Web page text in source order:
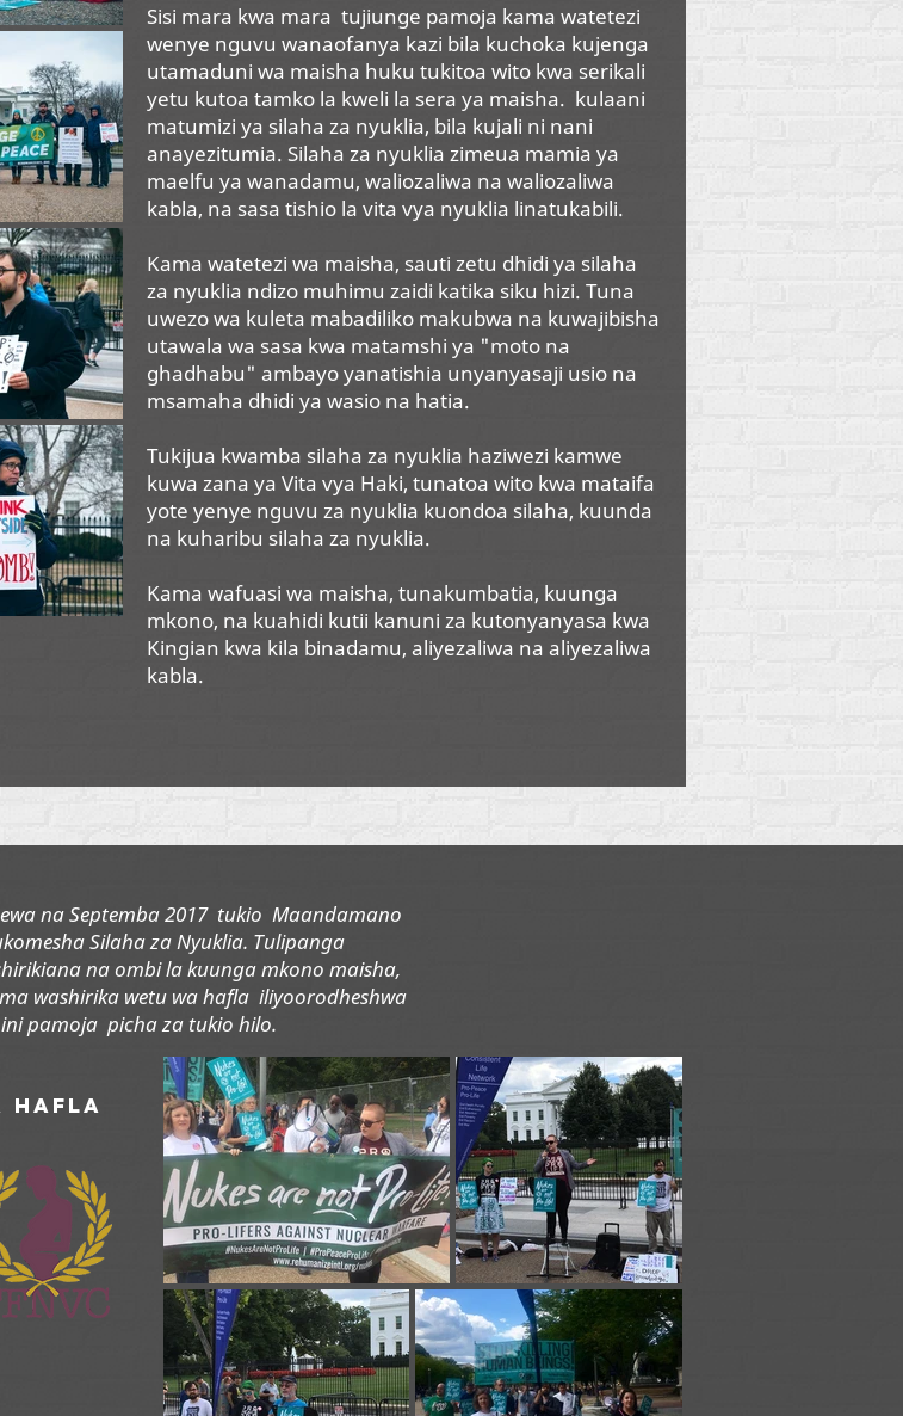
Sisi mara kwa mara tujiunge pamoja kama watetezi
wenye nguvu wanaofanya kazi bila kuchoka kujenga
utamaduni wa maisha huku tukitoa wito kwa serikali
yetu kutoa tamko la kweli la sera ya maisha. kulaani
matumizi ya silaha za nyuklia, bila kujali ni nani
anayezitumia. Silaha za nyuklia zimeua mamia ya
maelfu ya wanadamu, waliozaliwa na waliozaliwa
kabla, na sasa tishio la vita vya nyuklia linatukabili.
Kama watetezi wa maisha, sauti zetu dhidi ya silaha
za nyuklia ndizo muhimu zaidi katika siku hizi. Tuna
uwezo wa kuleta mabadiliko makubwa na kuwajibisha
utawala wa sasa kwa matamshi ya "moto na
ghadhabu" ambayo yanatishia unyanyasaji usio na
msamaha dhidi ya wasio na hatia.
Tukijua kwamba silaha za nyuklia haziwezi kamwe
kuwa zana ya Vita vya Haki, tunatoa wito kwa mataifa
yote yenye nguvu za nyuklia kuondoa silaha, kuunda
na kuharibu silaha za nyuklia.
Kama wafuasi wa maisha, tunakumbatia, kuunga
mkono, na kuahidi kutii kanuni za kutonyanyasa kwa
Kingian kwa kila binadamu, aliyezaliwa na aliyezaliwa
kabla.
na Septemba 2017 tukio Maandamano
Silaha za Nyuklia. Tulipanga
naombi la kuunga mkono maisha,
washirika wetu wa hafla iliyoorodheshwa
pamoja picha za tukio hilo.
hafla